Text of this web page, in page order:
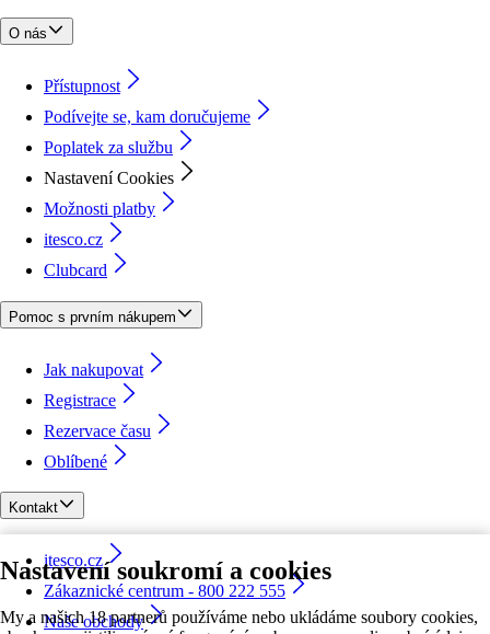
Nastavení soukromí a cookies
My a našich 18 partnerů používáme nebo ukládáme soubory cookies,
O nás
Přístupnost
Podívejte se, kam doručujeme
Poplatek za službu
Nastavení Cookies
Možnosti platby
itesco.cz
Clubcard
Pomoc s prvním nákupem
Jak nakupovat
Registrace
Rezervace času
Oblíbené
Kontakt
itesco.cz
Zákaznické centrum - 800 222 555
Naše obchody